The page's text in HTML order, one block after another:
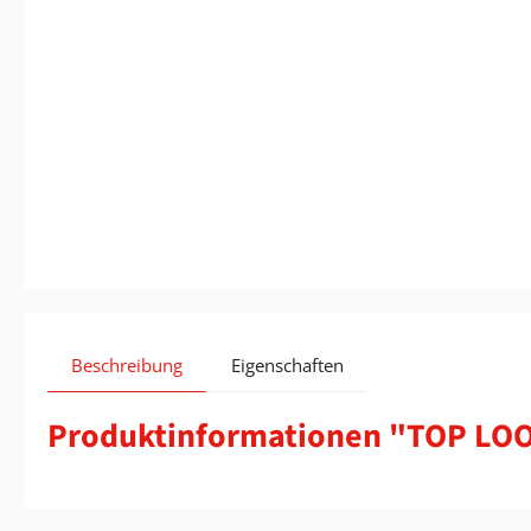
Beschreibung Eigenschaften
Produktinformationen "TOP